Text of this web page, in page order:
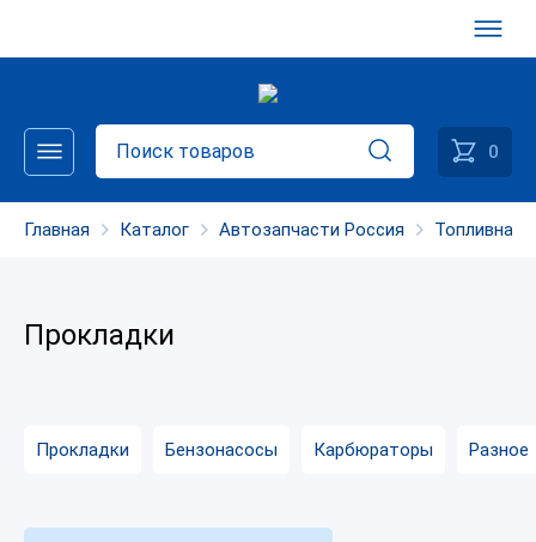
0
Главная Каталог Автозапчасти Россия Топливная
Прокладки
Прокладки Бензонасосы Карбюраторы Разное